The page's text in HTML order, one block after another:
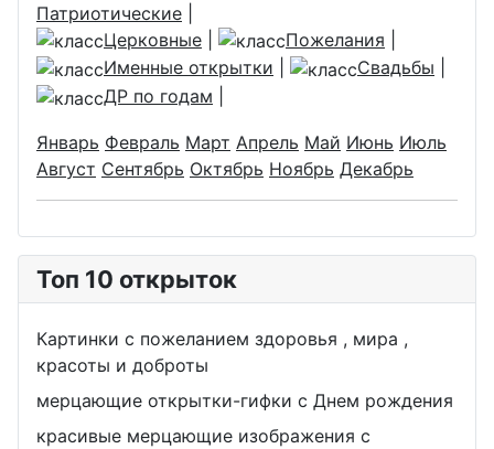
Патриотические
Церковные
Пожелания
Именные открытки
Свадьбы
ДР по годам
Январь Февраль Март Апрель Май Июнь Июль
Август Сентябрь Октябрь Ноябрь Декабрь
Топ 10 открыток
Картинки с пожеланием здоровья , мира ,
красоты и доброты
мерцающие открытки-гифки с Днем рождения
красивые мерцающие изображения с